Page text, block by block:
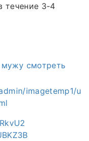
течение 3-4
смотреть
imagetemp1/u